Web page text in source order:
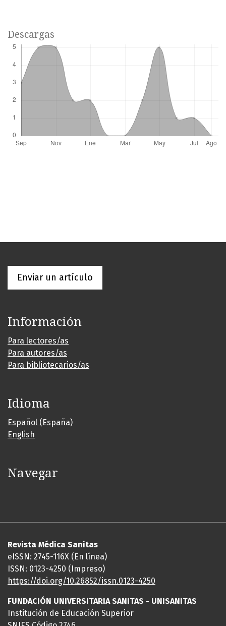
Descargas
Enviar un artículo
Información
Para lectores/as
Para autores/as
Para bibliotecarios/as
Idioma
Español (España)
English
Navegar
Revista Médica Sanitas
eISSN: 2745-116X (En línea)
ISSN: 0123-4250 (Impreso)
https://doi.org/10.26852/issn.0123-4250
FUNDACIÓN UNIVERSITARIA SANITAS - UNISANITAS
Institución de Educación Superior